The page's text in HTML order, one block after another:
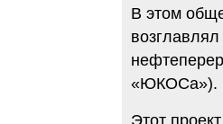
В этом
«ЮКОСа»).